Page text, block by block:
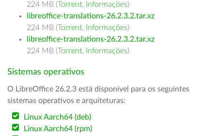
224 MB (Torrent, Informações)
libreoffice-translations-26.2.3.2.tar.xz
224 MB (Torrent, Informações)
libreoffice-translations-26.2.3.2.tar.xz
224 MB (Torrent, Informações)
Sistemas operativos
O LibreOffice 26.2.3 está disponível para os seguintes
sistemas operativos e arquiteturas:
Linux Aarch64 (deb)
Linux Aarch64 (rpm)